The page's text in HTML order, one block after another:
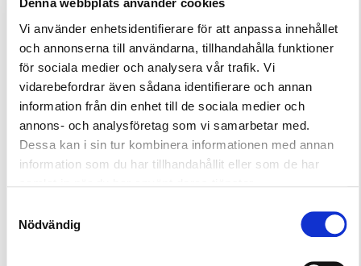
Denna webbplats använder cookies
Vi använder enhetsidentifierare för att anpassa innehållet
och annonserna till användarna, tillhandahålla funktioner
för sociala medier och analysera vår trafik. Vi
vidarebefordrar även sådana identifierare och annan
information från din enhet till de sociala medier och
annons- och analysföretag som vi samarbetar med.
Dessa kan i sin tur kombinera informationen med annan
information som du har tillhandahållit eller som de har
Nödvändig
anslutningsmetoden skruvas förlängningarna fast
vid varandra och även rökrören låses fast vid
varandra tack vare skårorna i rören. Detta
förhindrar att delarna rör på sig till följd av
temperaturförändringarna. Inomhus kan
skorstenen monteras på en höjd på upp till 3 m
utan stöd. Utomhus är motsvarande höjd 2 m. Välj
Harvia-kvalitet som finslipats till max.